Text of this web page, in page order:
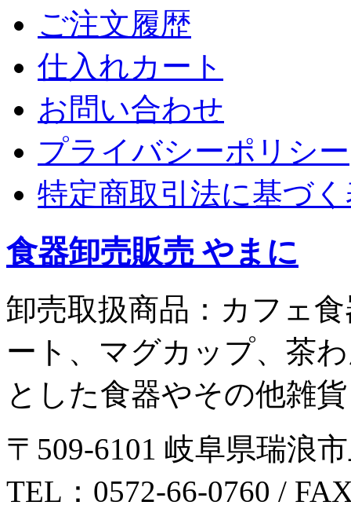
ご注文履歴
仕入れカート
お問い合わせ
プライバシーポリシー
特定商取引法に基づ
食器卸売販売 やまに
卸売取扱商品：カフェ
ート、マグカップ、茶
とした食器やその他雑貨
〒509-6101 岐阜県瑞浪
TEL：0572-66-0760 /